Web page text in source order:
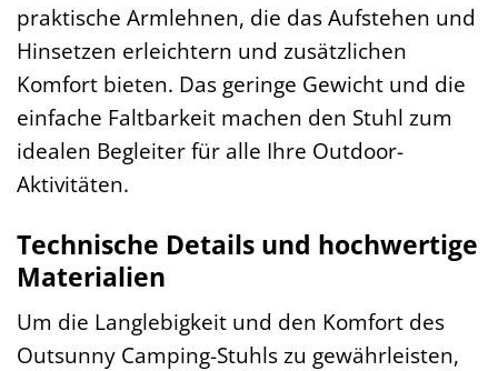
praktische Armlehnen, die das Aufstehen und
Hinsetzen erleichtern und zusätzlichen
Komfort bieten. Das geringe Gewicht und die
einfache Faltbarkeit machen den Stuhl zum
idealen Begleiter für alle Ihre Outdoor-
Aktivitäten.
Technische Details und hochwertige
Materialien
Um die Langlebigkeit und den Komfort des
Outsunny Camping-Stuhls zu gewährleisten,